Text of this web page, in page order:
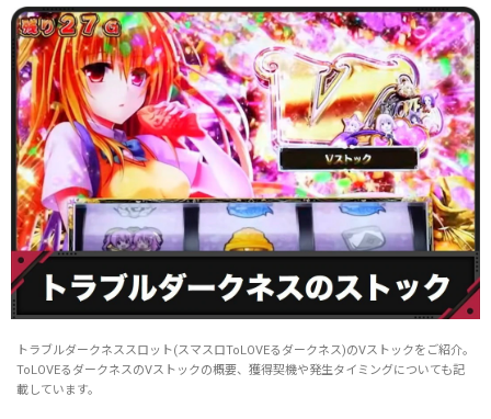
トラブルダークネススロット(スマスロToLOVEるダークネス)のVストックをご紹介。
ToLOVEるダークネスのVストックの概要、獲得契機や発生タイミングについても記
載しています。